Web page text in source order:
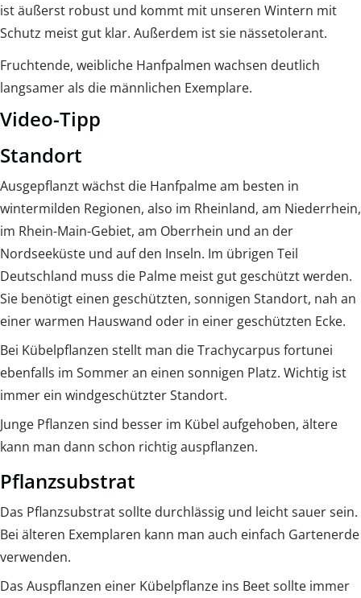
ist äußerst robust und kommt mit unseren Wintern mit
Schutz meist gut klar. Außerdem ist sie nässetolerant.
Fruchtende, weibliche Hanfpalmen wachsen deutlich
langsamer als die männlichen Exemplare.
Video-Tipp
Standort
Ausgepflanzt wächst die Hanfpalme am besten in
wintermilden Regionen, also im Rheinland, am Niederrhein,
im Rhein-Main-Gebiet, am Oberrhein und an der
Nordseeküste und auf den Inseln. Im übrigen Teil
Deutschland muss die Palme meist gut geschützt werden.
Sie benötigt einen geschützten, sonnigen Standort, nah an
einer warmen Hauswand oder in einer geschützten Ecke.
Bei Kübelpflanzen stellt man die Trachycarpus fortunei
ebenfalls im Sommer an einen sonnigen Platz. Wichtig ist
immer ein windgeschützter Standort.
Junge Pflanzen sind besser im Kübel aufgehoben, ältere
kann man dann schon richtig auspflanzen.
Pflanzsubstrat
Das Pflanzsubstrat sollte durchlässig und leicht sauer sein.
Bei älteren Exemplaren kann man auch einfach Gartenerde
verwenden.
Das Auspflanzen einer Kübelpflanze ins Beet sollte immer